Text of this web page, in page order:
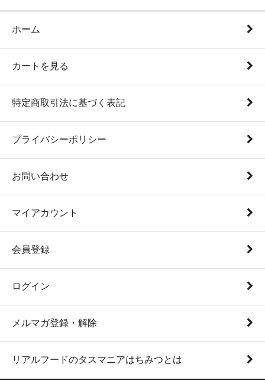
ホーム
カートを見る
特定商取引法に基づく表記
プライバシーポリシー
お問い合わせ
マイアカウント
会員登録
ログイン
メルマガ登録・解除
リアルフードのタスマニアはちみつとは